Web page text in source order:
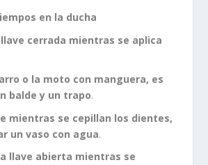
en la ducha
cerrada mientras se aplica
o la moto con manguera, es
balde y un trapo.
mientras se cepillan los dientes,
un vaso con agua.
llave abierta mientras se